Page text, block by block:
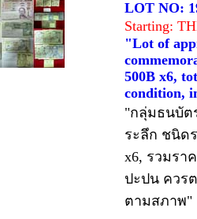
LOT NO:
Starting:
"Lot of
500B x6,
condition,
"กลุ่มธนบัต
ระลึก ชนิดร
x6, รวมรา
ปะปน ควร
ตามสภาพ"